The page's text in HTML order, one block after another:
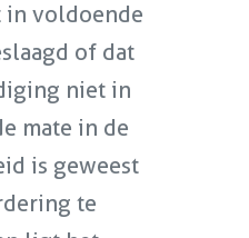
in voldoende
of dat
niet in
mate in de
is geweest
te